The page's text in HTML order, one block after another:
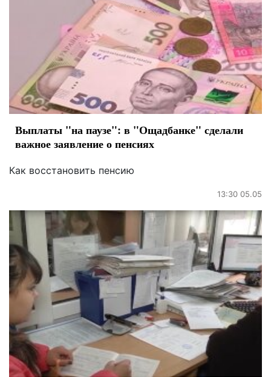
Выплаты "на паузе": в "Ощадбанке" сделали
важное заявление о пенсиях
Как восстановить пенсию
13:30 05.05